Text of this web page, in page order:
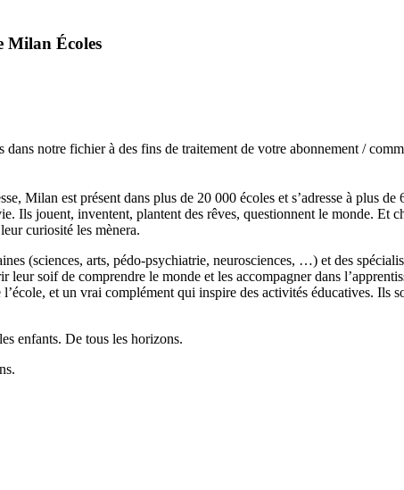
Milan Écoles
notre fichier à des fins de traitement de votre abonnement /
Milan est présent dans plus de 20 000 écoles et s’adresse à plus de
Ils jouent, inventent, plantent des rêves, questionnent le monde. Et
curiosité les mènera.
(sciences, arts, pédo-psychiatrie, neurosciences, …) et des
soif de comprendre le monde et les accompagner dans
et un vrai complément qui inspire des activités éducatives. Ils
enfants. De tous les horizons.